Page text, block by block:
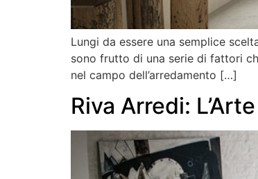
Lungi da essere una semplice
sono frutto di una serie di fattori
nel campo dell’arredamento […]
Riva Arredi: